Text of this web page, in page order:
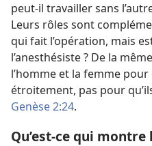
peut-​il travailler sans
Leurs rôles sont
qui fait l’opération, mais
l’anesthésiste ? De la
l’homme et la femme
étroitement, pas pour
Genèse 2:24.
Qu’est-​ce qui